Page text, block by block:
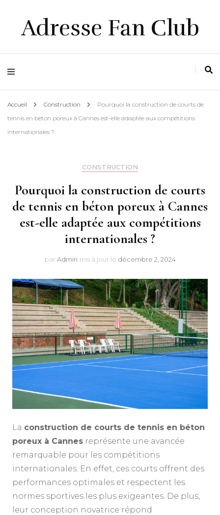
Adresse Fan Club
Accueil Construction
Pourquoi la construction de courts de
tennis en béton poreux à Cannes est-elle adaptée aux compétitions
internationales ?
CONSTRUCTION
Pourquoi la construction de courts
de tennis en béton poreux à Cannes
est-elle adaptée aux compétitions
internationales ?
par Admin mis à jour le décembre 2, 2024
La construction de courts de tennis en béton
poreux à Cannes représente une avancée
remarquable pour les compétitions
internationales. En effet, ces courts offrent des
performances optimales et respectent les
normes sportives les plus exigeantes. De plus,
leur conception novatrice répond